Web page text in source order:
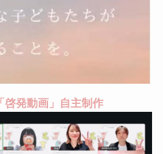
啓発動画」自主制作